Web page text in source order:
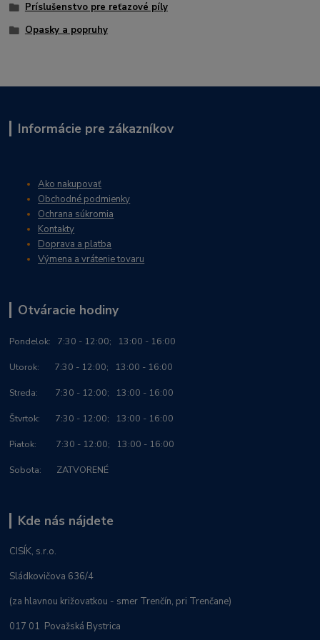
Príslušenstvo pre reťazové píly
Opasky a popruhy
Informácie pre zákazníkov
Ako nakupovať
Obchodné podmienky
Ochrana súkromia
Kontakty
Doprava a platba
Výmena a vrátenie tovaru
Otváracie hodiny
Pondelok: 7:30 - 12:00; 13:00 - 16:00
Utorok: 7:30 - 12:00; 13:00 - 16:00
Streda: 7:30 - 12:00; 13:00 - 16:00
Štvrtok: 7:30 - 12:00; 13:00 - 16:00
Piatok: 7:30 - 12:00; 13:00 - 16:00
Sobota: ZATVORENÉ
Kde nás nájdete
CISÍK, s.r.o.
Sládkovičova 636/4
(za hlavnou križovatkou - smer Trenčín, pri Trenčane)
017 01 Považská Bystrica